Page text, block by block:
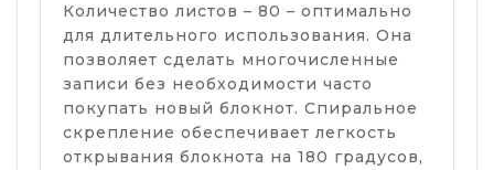
Количество листов – 80 – оптимально
для длительного использования. Она
позволяет сделать многочисленные
записи без необходимости часто
покупать новый блокнот. Спиральное
скрепление обеспечивает легкость
открывания блокнота на 180 градусов,